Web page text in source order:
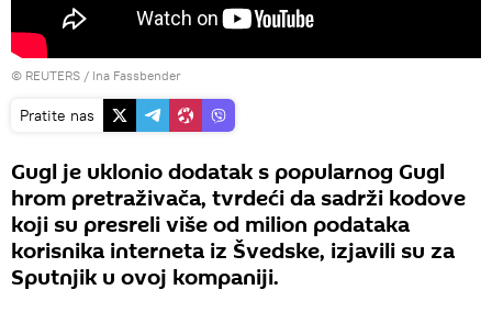
© REUTERS / Ina Fassbender
Pratite nas
Gugl je uklonio dodatak s popularnog Gugl
hrom pretraživača, tvrdeći da sadrži kodove
koji su presreli više od milion podataka
korisnika interneta iz Švedske, izjavili su za
Sputnjik u ovoj kompaniji.